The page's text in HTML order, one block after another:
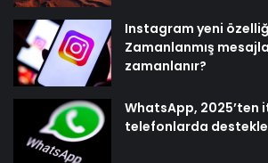
Instagram yeni
Zamanlanmış
zamanlanır?
WhatsApp, 2025’ten
telefonlarda